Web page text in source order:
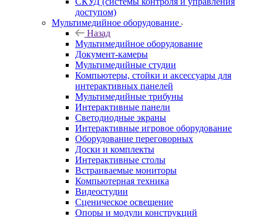
доступом)
Мультимедийное оборудование
Назад
Мультимедийное оборудование
Документ-камеры
Мультимедийные студии
Компьютеры, стойки и аксессуары для
интерактивных панелей
Мультимедийные трибуны
Интерактивные панели
Светодиодные экраны
Интерактивные игровое оборудование
Оборудование переговорных
Доски и комплекты
Интерактивные столы
Встраиваемые мониторы
Компьютерная техника
Видеостудии
Cценическое освещение
Опоры и модули конструкций